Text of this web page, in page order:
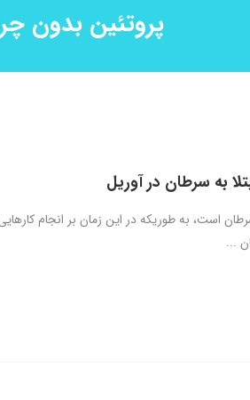
پروتئین بدون
به سرطان در آوریل
است، به طوریکه در این زمان بر انجام
...